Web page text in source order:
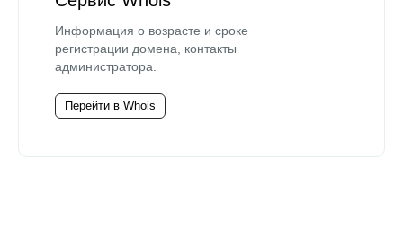
Информация о возрасте и сроке
регистрации домена, контакты
администратора.
Перейти в Whois